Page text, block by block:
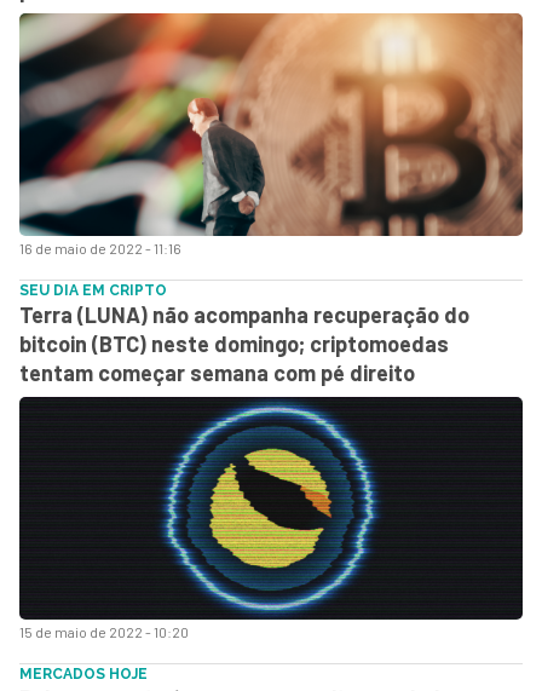
16 de maio de 2022 - 11:16
15 de maio de 2022 - 10:20
SEU DIA EM CRIPTO
Terra (LUNA) não acompanha recuperação do
bitcoin (BTC) neste domingo; criptomoedas
tentam começar semana com pé direito
MERCADOS HOJE